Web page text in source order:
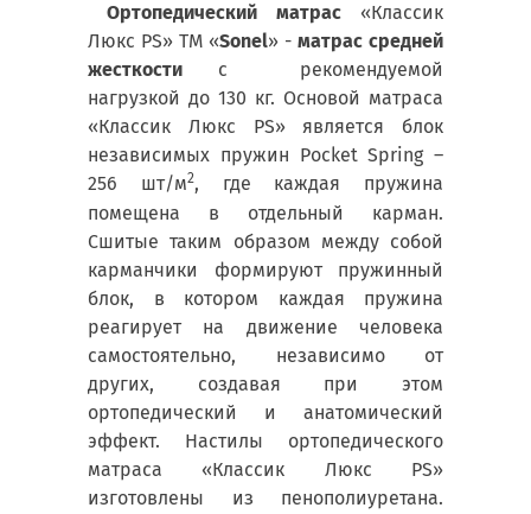
Ортопедический матрас «Классик
Люкс PS» ТМ «Sonel» - матрас средней
жесткости с рекомендуемой
нагрузкой до 130 кг. Основой матраса
«Классик Люкс PS» является блок
независимых пружин Pocket Spring –
256 шт/м2, где каждая пружина
помещена в отдельный карман.
Сшитые таким образом между собой
карманчики формируют пружинный
блок, в котором каждая пружина
реагирует на движение человека
самостоятельно, независимо от
других, создавая при этом
ортопедический и анатомический
эффект. Настилы ортопедического
матраса «Классик Люкс PS»
изготовлены из пенополиуретана.